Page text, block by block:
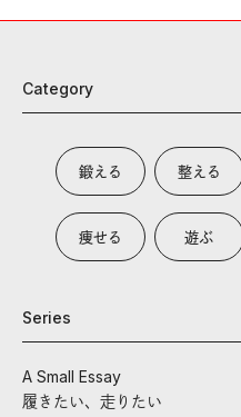
Category
鍛える 整える
痩せる 遊ぶ
Series
A Small Essay
履きたい、走りたい